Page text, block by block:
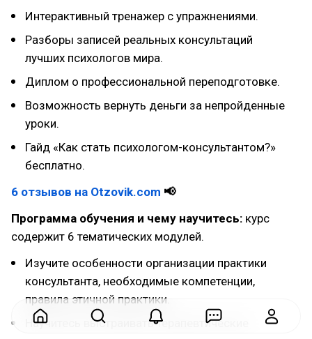
Интерактивный тренажер с упражнениями.
Разборы записей реальных консультаций
лучших психологов мира.
Диплом о профессиональной переподготовке.
Возможность вернуть деньги за непройденные
уроки.
Гайд «Как стать психологом-консультантом?»
бесплатно.
6 отзывов на Otzovik.com 📢
Программа обучения и чему научитесь: курс
содержит 6 тематических модулей.
Изучите особенности организации практики
консультанта, необходимые компетенции,
правила этичной практики.
Научитесь выстраивать терапевтические